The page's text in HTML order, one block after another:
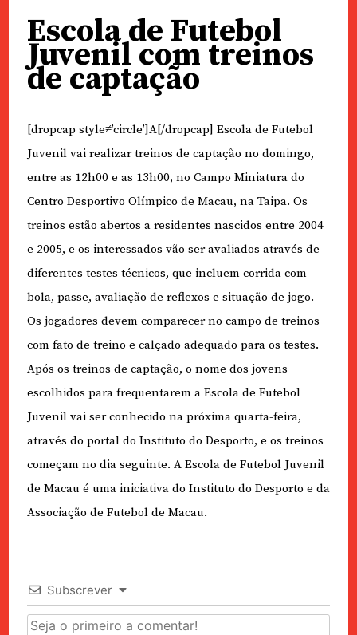
Escola de Futebol
Juvenil com treinos
de captação
[dropcap style≠’circle’]A[/dropcap] Escola de Futebol
Juvenil vai realizar treinos de captação no domingo,
entre as 12h00 e as 13h00, no Campo Miniatura do
Centro Desportivo Olímpico de Macau, na Taipa. Os
treinos estão abertos a residentes nascidos entre 2004
e 2005, e os interessados vão ser avaliados através de
diferentes testes técnicos, que incluem corrida com
bola, passe, avaliação de reflexos e situação de jogo.
Os jogadores devem comparecer no campo de treinos
com fato de treino e calçado adequado para os testes.
Após os treinos de captação, o nome dos jovens
escolhidos para frequentarem a Escola de Futebol
Juvenil vai ser conhecido na próxima quarta-feira,
através do portal do Instituto do Desporto, e os treinos
começam no dia seguinte. A Escola de Futebol Juvenil
de Macau é uma iniciativa do Instituto do Desporto e da
Associação de Futebol de Macau.
Subscrever